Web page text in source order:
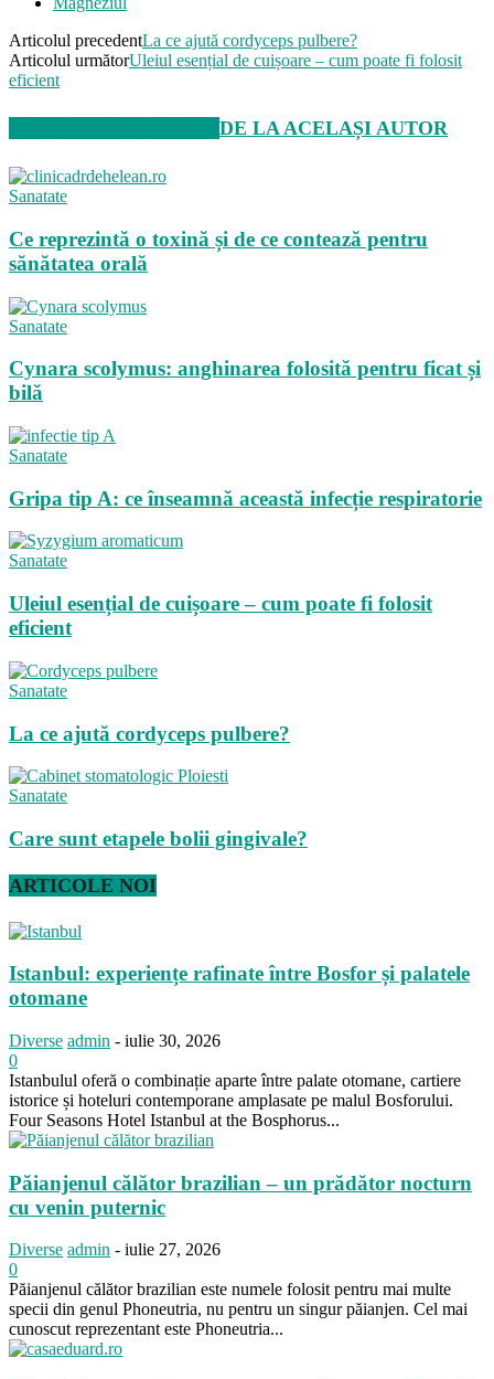
Articolul precedentLa ce ajută cordyceps pulbere?
Articolul următorUleiul esențial de cuișoare – cum poate fi folosit
eficient
DE LA ACELAȘI AUTOR
Sanatate
Ce reprezintă o toxină și de ce contează pentru
sănătatea orală
Sanatate
Cynara scolymus: anghinarea folosită pentru ficat și
bilă
Sanatate
Gripa tip A: ce înseamnă această infecție respiratorie
Sanatate
Uleiul esențial de cuișoare – cum poate fi folosit
eficient
Sanatate
La ce ajută cordyceps pulbere?
Sanatate
Care sunt etapele bolii gingivale?
ARTICOLE NOI
Istanbul: experiențe rafinate între Bosfor și palatele
otomane
Diverse admin - iulie 30, 2026
0
Istanbulul oferă o combinație aparte între palate otomane, cartiere
istorice și hoteluri contemporane amplasate pe malul Bosforului.
Four Seasons Hotel Istanbul at the Bosphorus...
Păianjenul călător brazilian – un prădător nocturn
cu venin puternic
Diverse admin - iulie 27, 2026
0
Păianjenul călător brazilian este numele folosit pentru mai multe
specii din genul Phoneutria, nu pentru un singur păianjen. Cel mai
cunoscut reprezentant este Phoneutria...